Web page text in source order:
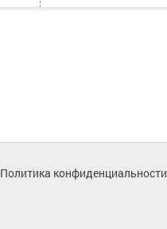
Политика конфиденциальности